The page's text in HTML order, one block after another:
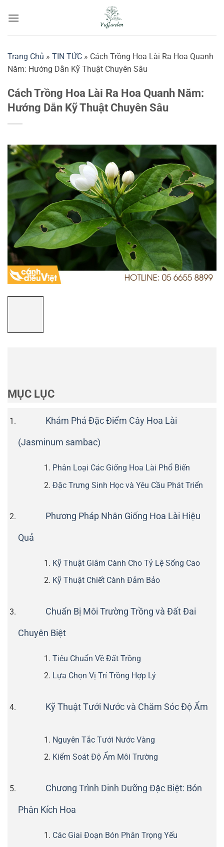
qua
Trang Chủ » TIN TỨC » Cách Trồng Hoa Lài Ra Hoa Quanh
Năm: Hướng Dẫn Kỹ Thuật Chuyên Sâu
Cách Trồng Hoa Lài Ra Hoa Quanh Năm:
Hướng Dẫn Kỹ Thuật Chuyên Sâu
MỤC LỤC
Khám Phá Đặc Điểm Cây Hoa Lài
(Jasminum sambac)
Phân Loại Các Giống Hoa Lài Phổ Biến
Đặc Trưng Sinh Học và Yêu Cầu Phát Triển
Phương Pháp Nhân Giống Hoa Lài Hiệu
Quả
Kỹ Thuật Giâm Cành Cho Tỷ Lệ Sống Cao
Kỹ Thuật Chiết Cành Đảm Bảo
Chuẩn Bị Môi Trường Trồng và Đất Đai
Chuyên Biệt
Tiêu Chuẩn Về Đất Trồng
Lựa Chọn Vị Trí Trồng Hợp Lý
Kỹ Thuật Tưới Nước và Chăm Sóc Độ Ẩm
Nguyên Tắc Tưới Nước Vàng
Kiểm Soát Độ Ẩm Môi Trường
Chương Trình Dinh Dưỡng Đặc Biệt: Bón
Phân Kích Hoa
Các Giai Đoạn Bón Phân Trọng Yếu